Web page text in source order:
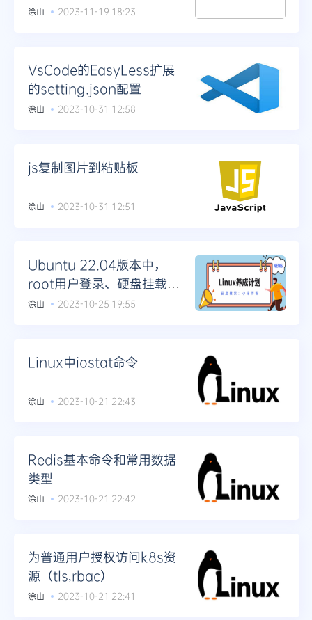
提供全方位防护！
涂山 2023-11-19 18:23
VsCode的EasyLess扩展
的setting.json配置
涂山 2023-10-31 12:58
js复制图片到粘贴板
涂山 2023-10-31 12:51
Ubuntu 22.04版本中，
root用户登录、硬盘挂载等
新机器操作指南
涂山 2023-10-25 19:55
Linux中iostat命令
涂山 2023-10-21 22:43
Redis基本命令和常用数据
类型
涂山 2023-10-21 22:42
为普通用户授权访问k8s资
源（tls,rbac）
涂山 2023-10-21 22:41